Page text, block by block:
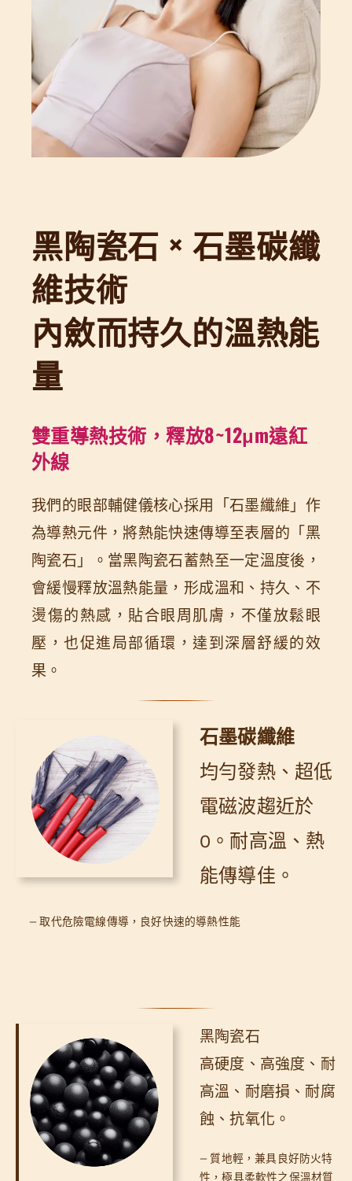
黑陶瓷石 × 石墨碳纖
維技術
內斂而持久的溫熱能
量
雙重導熱技術，釋放8~12μm遠紅
外線
我們的眼部輔健儀核心採用「石墨纖維」作
為導熱元件，將熱能快速傳導至表層的「黑
陶瓷石」。當黑陶瓷石蓄熱至一定溫度後，
會緩慢釋放溫熱能量，形成溫和、持久、不
燙傷的熱感，貼合眼周肌膚，不僅放鬆眼
壓，也促進局部循環，達到深層舒緩的效
果。
石墨碳纖維
均勻發熱、超低
電磁波趨近於
0。耐高溫、熱
能傳導佳。
— 取代危險電線傳導，良好快速的導熱性能
黑陶瓷石
高硬度、高強度、耐
高溫、耐磨損、耐腐
蝕、抗氧化。
— 質地輕，兼具良好防火特
性，極具柔軟性之保溫材質